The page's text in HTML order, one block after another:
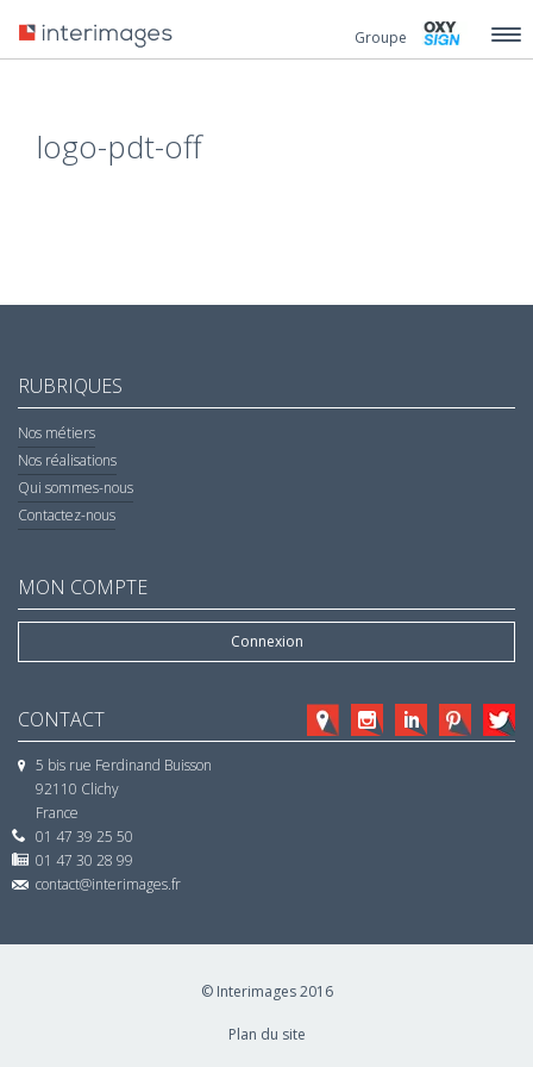
Groupe
logo-pdt-off
RUBRIQUES
Nos métiers
Nos réalisations
Qui sommes-nous
Contactez-nous
MON COMPTE
Connexion
CONTACT
5 bis rue Ferdinand Buisson
92110 Clichy
France
01 47 39 25 50
01 47 30 28 99
contact@interimages.fr
© Interimages 2016
Plan du site